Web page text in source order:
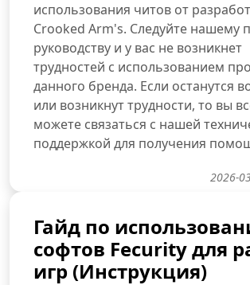
использования читов от
Crooked Arm's. Следуйте нашему
руководству и у вас не возникнет
трудностей с использованием
данного бренда. Если останутся
или возникнут трудности, то вы
можете связаться с нашей
поддержкой для получения
2026-
Гайд по
софтов Fecurity для
игр (Инструкция)